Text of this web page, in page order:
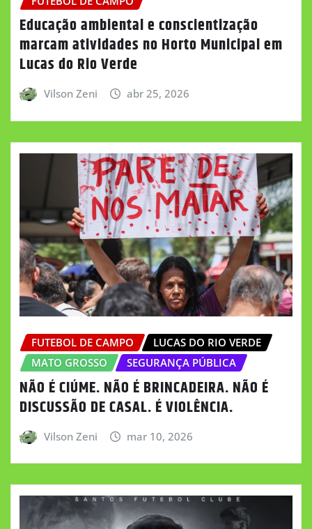
Educação ambiental e conscientização
marcam atividades no Horto Municipal em
Lucas do Rio Verde
Vilson Zeni abr 25, 2026
FUTEBOL DE CAMPO
LUCAS DO RIO VERDE
MATO GROSSO
SEGURANÇA PÚBLICA
NÃO É CIÚME. NÃO É BRINCADEIRA. NÃO É
DISCUSSÃO DE CASAL. É VIOLÊNCIA.
Vilson Zeni mar 10, 2026